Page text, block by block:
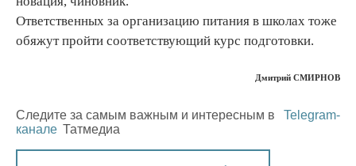
Ответственных за организацию питания в школах тоже
обяжут пройти соответствующий курс подготовки.
Дмитрий СМИРНОВ
Следите за самым важным и интересным в
Telegram-
канале Татмедиа